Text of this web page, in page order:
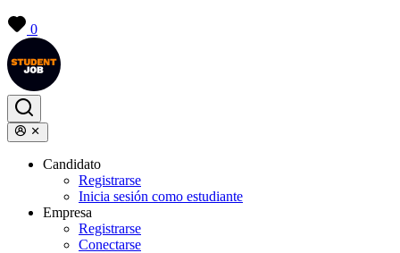
0
Candidato
Registrarse
Inicia sesión como estudiante
Empresa
Registrarse
Conectarse